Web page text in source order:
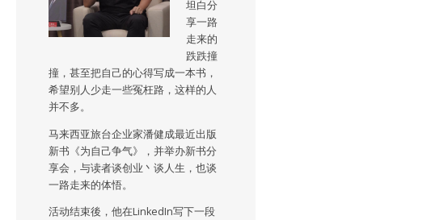
坦白分
享一路
走来的
跌跌撞
撞，甚至把自己的心得写成一本书，
希望别人少走一些冤枉路，这样的人
并不多。
马来西亚旅台企业家潘健成最近出版
新书《为自己争气》，并举办新书分
享会，与读者谈创业丶谈人生，也谈
一路走来的体悟。
活动结束後，他在LinkedIn写下一段